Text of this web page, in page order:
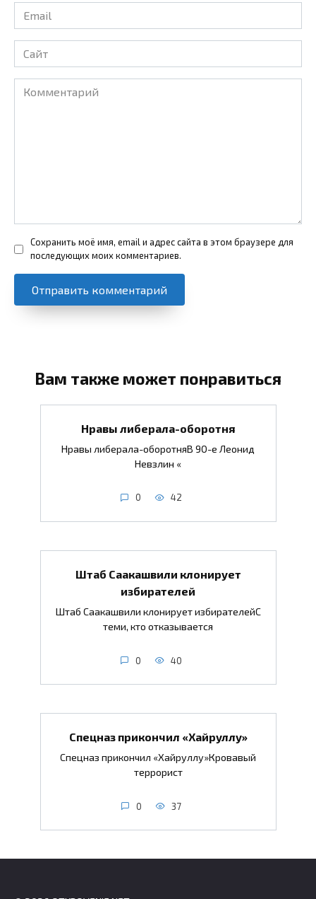
Email
*
Сайт
Комментарий
Сохранить моё имя, email и адрес сайта в этом браузере для
последующих моих комментариев.
Вам также может понравиться
Нравы либерала-оборотня
Нравы либерала-оборотняВ 90-е Леонид
Невзлин «
0 42
Штаб Саакашвили клонирует
избирателей
Штаб Саакашвили клонирует избирателейС
теми, кто отказывается
0 40
Спецназ прикончил «Хайруллу»
Спецназ прикончил «Хайруллу»Кровавый
террорист
0 37